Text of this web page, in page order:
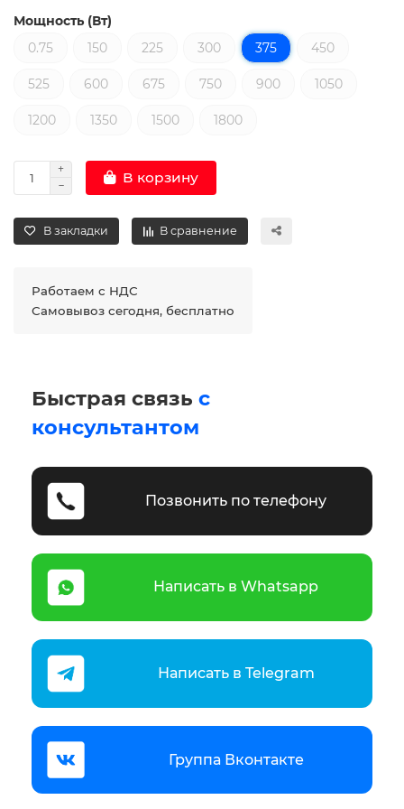
Мощность (Вт)
0.75
150 225 300 375 450
525 600 675 750 900 1050
1200 1350 1500 1800
В корзину
В закладки В сравнение
Работаем с НДС
Самовывоз сегодня, бесплатно
Быстрая связь с
консультантом
Позвонить по телефону
Написать в Whatsapp
Написать в Telegram
Группа Вконтакте